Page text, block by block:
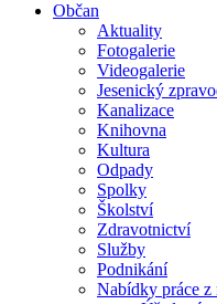
Občan
Aktuality
Fotogalerie
Videogalerie
Jesenický
Kanalizace
Knihovna
Kultura
Odpady
Spolky
Školství
Zdravotnictví
Služby
Podnikání
Nabídky práce z